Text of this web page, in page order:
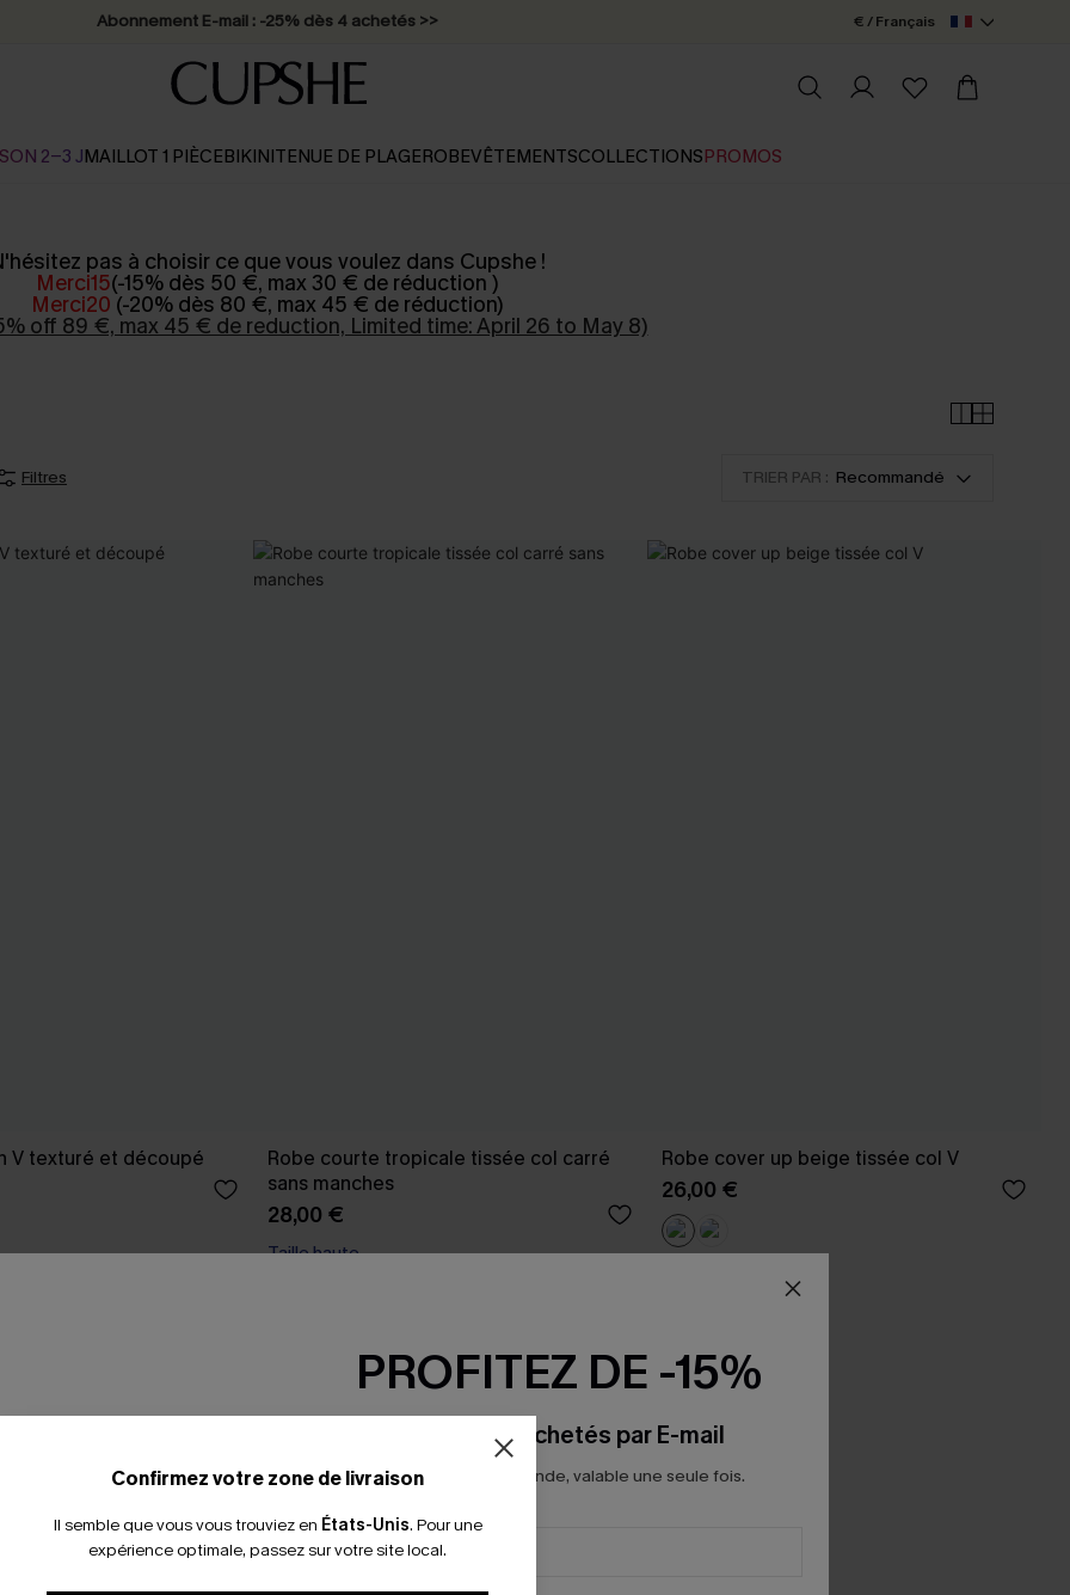
Abonnement E-mail : -25% dès 4 achetés >> € / Français
2-3 JMAILLOT 1 PIÈCEBIKINITENUE DE PLAGEROBEVÊTEMENTSCOLLECTIONSPROMOS
pas à choisir ce que vous voulez dans Cupshe !
Merci15(-15% dès 50 €, max 30 € de réduction )
Merci20 (-20% dès 80 €, max 45 € de réduction)
off 89 €, max 45 € de reduction, Limited time: April 26 to May 8)
Filtres TRIER PAR : Recommandé
V texturé et découpé
Robe courte tropicale tissée col carré
sans manches
28,00 €
Taille haute
Robe cover up beige tissée col V
26,00 €
Confirmez votre zone de livraison
Il semble que vous vous trouviez en États-Unis. Pour une
expérience optimale, passez sur votre site local.
PROFITEZ DE -15%
-15% dès 2 Achetés par E-mail
*Un code par commande, valable une seule fois.